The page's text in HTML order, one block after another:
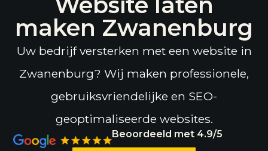
maken Zwanenburg
Uw bedrijf versterken met een website in
Zwanenburg? Wij maken professionele,
gebruiksvriendelijke en SEO-
geoptimaliseerde websites.
Beoordeeld met 4.9/5